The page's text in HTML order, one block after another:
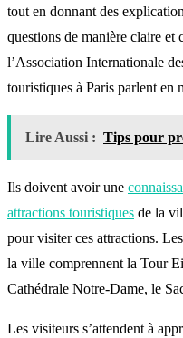
tout en donnant des
questions de manière claire et
l’Association Internationale
touristiques à Paris parlent en
Lire Aussi : Tips pour
Ils doivent avoir une
attractions touristiques de la
pour visiter ces attractions.
la ville comprennent la Tour
Cathédrale Notre-Dame, le
Les visiteurs s’attendent à